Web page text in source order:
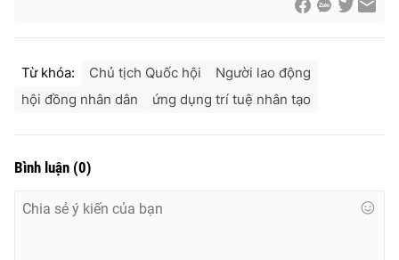
Từ khóa: Chủ tịch Quốc hội
Người lao động
hội đồng nhân dân
ứng dụng trí tuệ nhân tạo
Bình luận (0)